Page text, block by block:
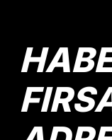
Ürün fiyatı